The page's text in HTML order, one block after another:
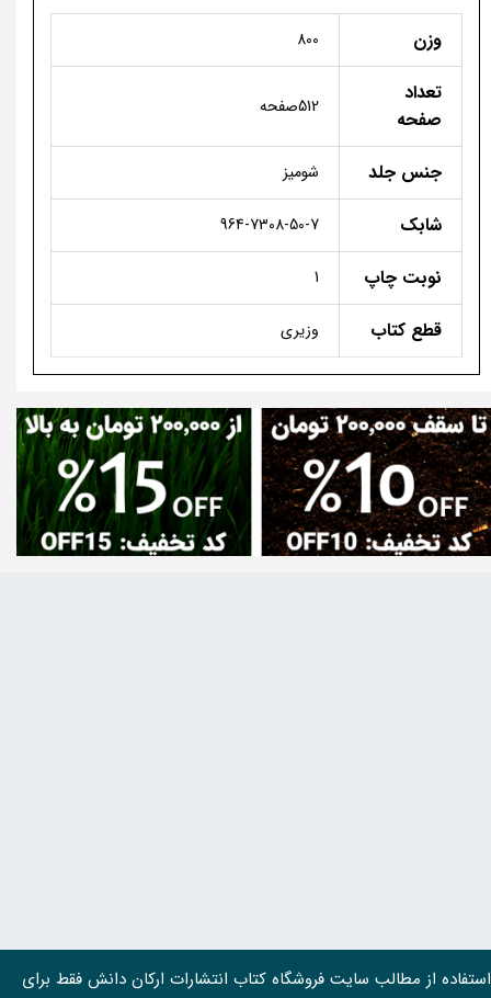
وزن
800
تعداد
صفحه
512صفحه
جنس جلد شومیز
شابک 964-7308-50-7
نوبت چاپ 1
قطع کتاب وزیری
استفاده از مطالب سايت فروشگاه کتاب انتشارات ارکان دانش فقط برای